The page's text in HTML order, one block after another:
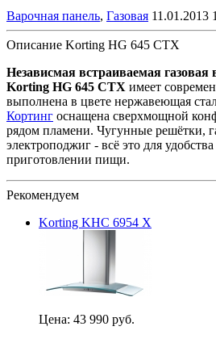
Варочная панель, Газовая 11.01.2013
Описание Korting HG 645 CTX
Независмая встраиваемая газовая
Korting HG 645 CTX имеет
выполнена в цвете нержавеющая
Кортинг оснащена сверхмощной
рядом пламени. Чугунные решётки,
электроподжиг - всё это для
приготовлении пищи.
Рекомендуем
Korting KHC 6954 X
Цена: 43 990 руб.